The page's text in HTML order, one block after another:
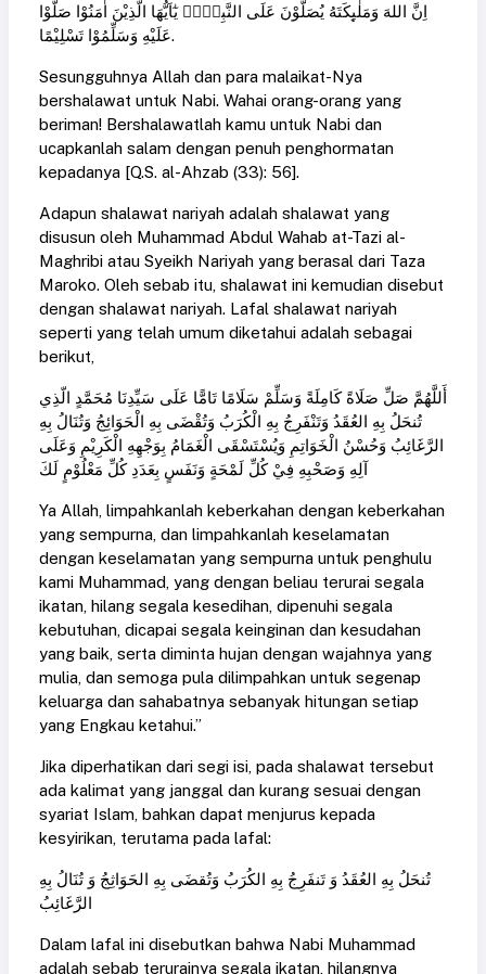
اِنَّ اللهَ وَمَلٰىِٕكَتَهُ يُصَلُّوْنَ عَلَى النَّبِيِّۗ يٰٓاَيُّهَا الَّذِيْنَ اٰمَنُوْا صَلُّوْا
عَلَيْهِ وَسَلِّمُوْا تَسْلِيْمًا.
Sesungguhnya Allah dan para malaikat-Nya
bershalawat untuk Nabi. Wahai orang-orang yang
beriman! Bershalawatlah kamu untuk Nabi dan
ucapkanlah salam dengan penuh penghormatan
kepadanya [Q.S. al-Ahzab (33): 56].
Adapun shalawat nariyah adalah shalawat yang
disusun oleh Muhammad Abdul Wahab at-Tazi al-
Maghribi atau Syeikh Nariyah yang berasal dari Taza
Maroko. Oleh sebab itu, shalawat ini kemudian disebut
dengan shalawat nariyah. Lafal shalawat nariyah
seperti yang telah umum diketahui adalah sebagai
berikut,
أَللَّهُمَّ صَلِّ صَلَاةً كَامِلَةً وَسَلِّمْ سَلَامًا تَامًّا عَلَى سَيِّدِنَا مُحَمَّدٍ الّذِي
تُنحَلُ بِهِ العُقَدُ وَتَنْفَرِجُ بِهِ الْكُرَبُ وَتُقْضَى بِهِ الْحَوَائِجُ وَتُنَالُ بِهِ
الرَّغَائِبُ وَحُسْنُ الْخَوَاتِمِ وَيُسْتَسْقَى الْغَمَامُ بِوَجْهِهِ الْكَرِيْمِ وَعَلَى
آلِهِ وَصَحْبِهِ فِيْ كُلِّ لَمْحَةٍ وَنَفَسٍ بِعَدَدِ كُلِّ مَعْلُوْمٍ لَكَ
Ya Allah, limpahkanlah keberkahan dengan keberkahan
yang sempurna, dan limpahkanlah keselamatan
dengan keselamatan yang sempurna untuk penghulu
kami Muhammad, yang dengan beliau terurai segala
ikatan, hilang segala kesedihan, dipenuhi segala
kebutuhan, dicapai segala keinginan dan kesudahan
yang baik, serta diminta hujan dengan wajahnya yang
mulia, dan semoga pula dilimpahkan untuk segenap
keluarga dan sahabatnya sebanyak hitungan setiap
yang Engkau ketahui.”
Jika diperhatikan dari segi isi, pada shalawat tersebut
ada kalimat yang janggal dan kurang sesuai dengan
syariat Islam, bahkan dapat menjurus kepada
kesyirikan, terutama pada lafal:
تُنحَلُ بِهِ العُقَدُ وَ تَنفَرِجُ بِهِ الكُرَبُ وَتُقضَى بِهِ الحَوَاثِجُ وَ تُنَالُ بِهِ
الرَّغَائِبُ
Dalam lafal ini disebutkan bahwa Nabi Muhammad
adalah sebab terurainya segala ikatan, hilangnya